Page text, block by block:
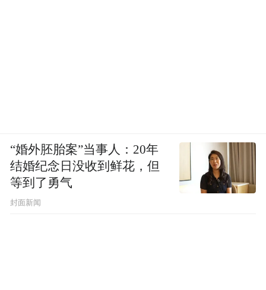
“婚外胚胎案”当事人：20年
结婚纪念日没收到鲜花，但
等到了勇气
封面新闻